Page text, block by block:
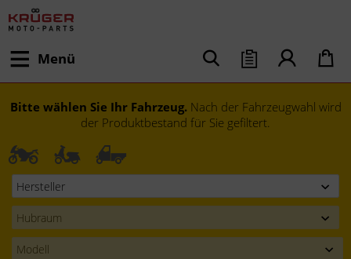
Menü
Bitte wählen Sie Ihr Fahrzeug. Nach der Fahrzeugwahl wird
der Produktbestand für Sie gefiltert.